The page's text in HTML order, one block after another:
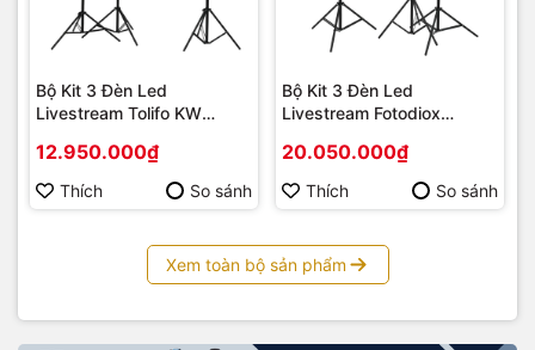
Bộ Kit 3 Đèn Led
Livestream Tolifo KW
12.950.000₫
Thích So sánh
Bộ Kit 3 Đèn Led
Livestream Fotodiox
20.050.000₫
Thích So sánh
Xem toàn bộ sản phẩm